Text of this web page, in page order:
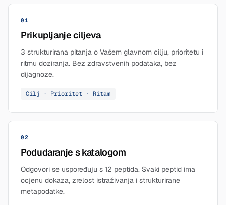
01
Prikupljanje ciljeva
3 strukturirana pitanja o Vašem glavnom cilju, prioritetu i
ritmu doziranja. Bez zdravstvenih podataka, bez
dijagnoze.
Cilj · Prioritet · Ritam
02
Podudaranje s katalogom
Odgovori se uspoređuju s 12 peptida. Svaki peptid ima
ocjenu dokaza, zrelost istraživanja i strukturirane
metapodatke.